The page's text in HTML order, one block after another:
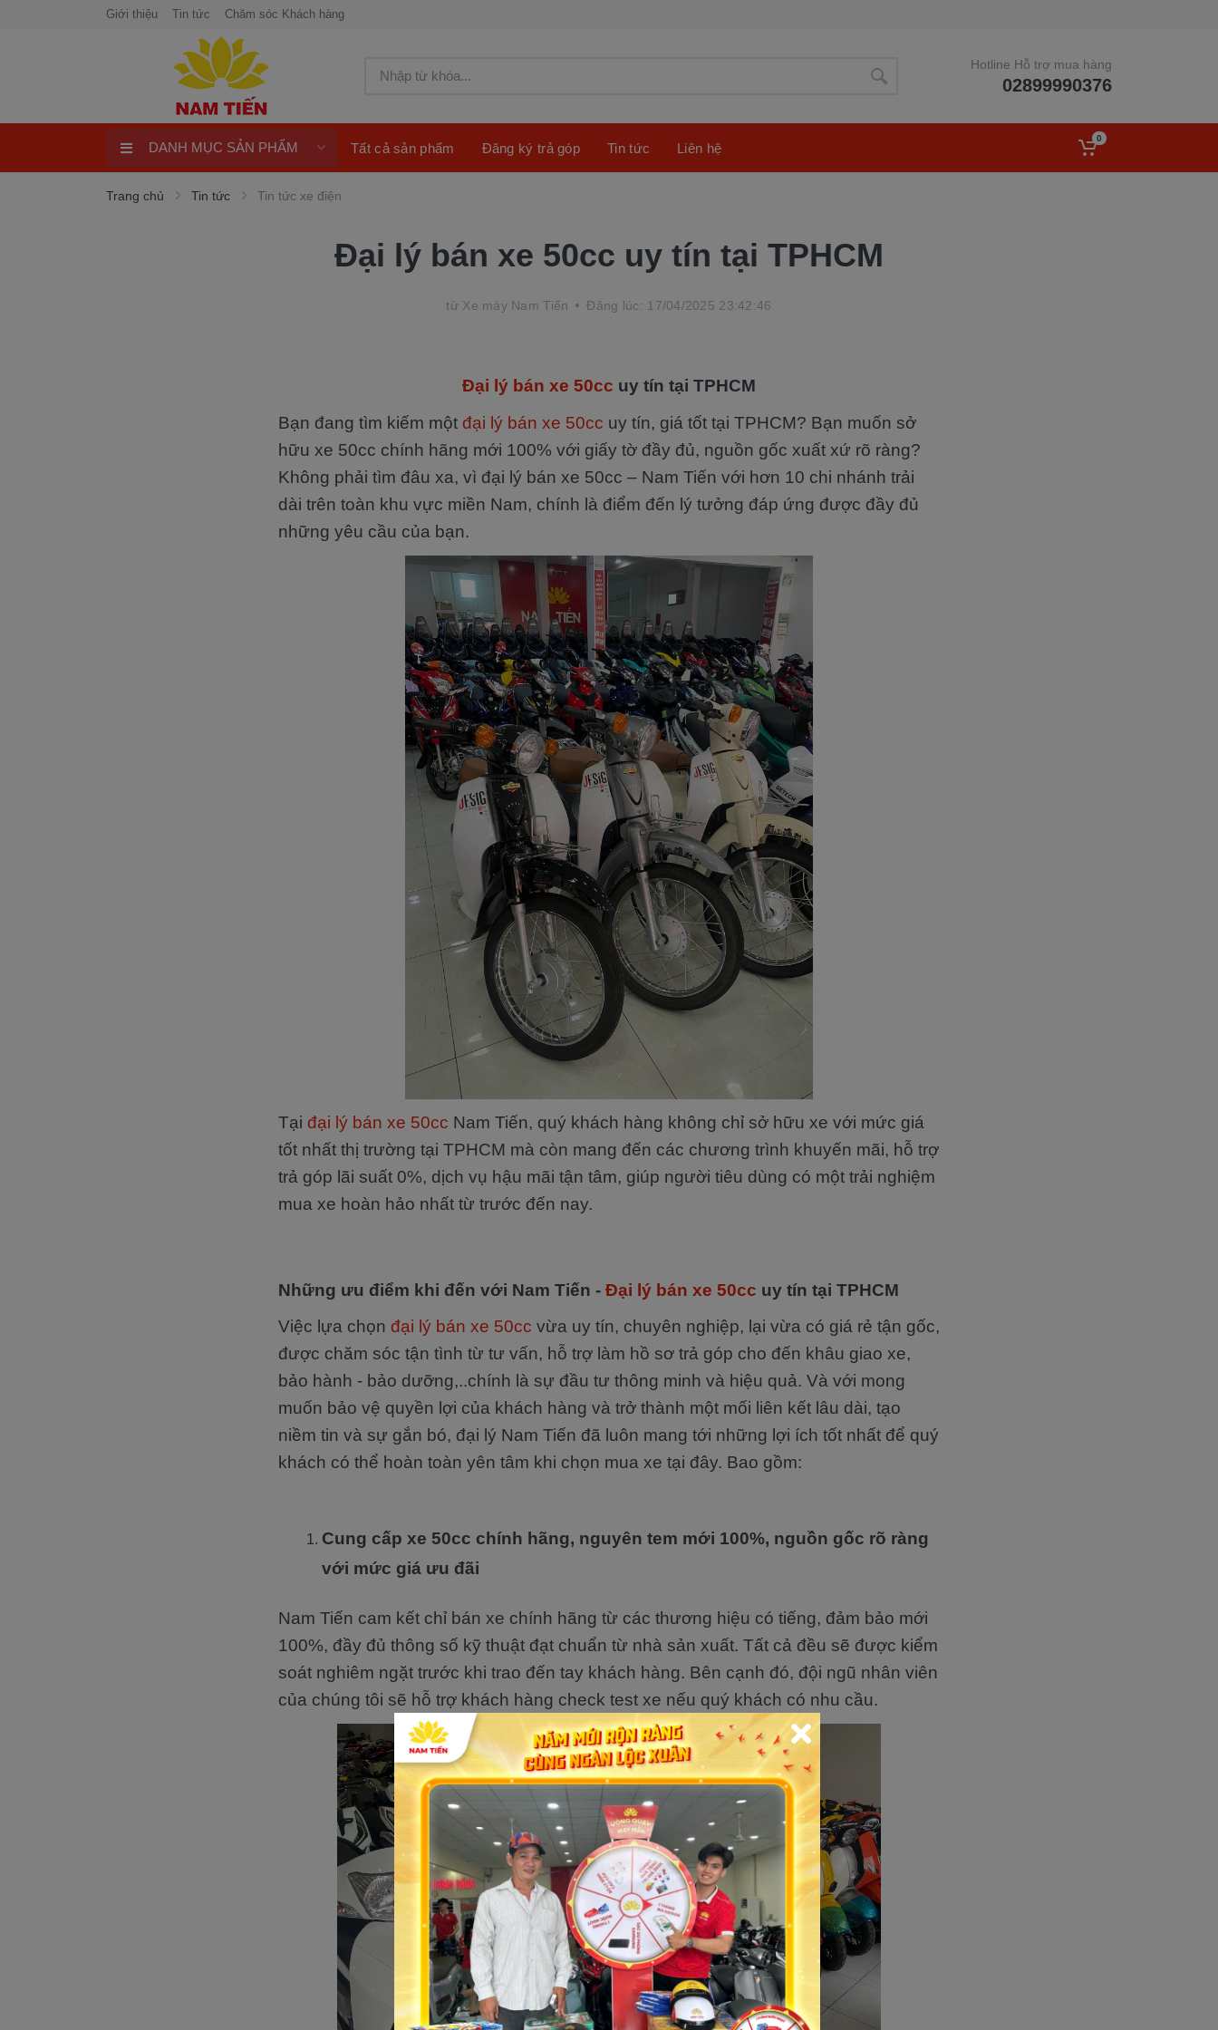
Giới thiệu Tin tức Chăm sóc Khách hàng
Hotline Hỗ trợ mua hàng
02899990376
Xe máy 50cc
DANH MỤC SẢN PHẨM Tất cả sản phẩm Đăng ký trả góp Tin tức Liên hệ
0
Trang chủ Tin tức Tin tức xe điện
Đại lý bán xe 50cc uy tín tại TPHCM
từ Xe máy Nam Tiến Đăng lúc: 17/04/2025 23:42:46
Đại lý bán xe 50cc uy tín tại TPHCM
Bạn đang tìm kiếm một đại lý bán xe 50cc uy tín, giá tốt tại TPHCM? Bạn muốn sở
hữu xe 50cc chính hãng mới 100% với giấy tờ đầy đủ, nguồn gốc xuất xứ rõ ràng?
Không phải tìm đâu xa, vì đại lý bán xe 50cc – Nam Tiến với hơn 10 chi nhánh trải
dài trên toàn khu vực miền Nam, chính là điểm đến lý tưởng đáp ứng được đầy đủ
những yêu cầu của bạn.
Tại đại lý bán xe 50cc Nam Tiến, quý khách hàng không chỉ sở hữu xe với mức giá
tốt nhất thị trường tại TPHCM mà còn mang đến các chương trình khuyến mãi, hỗ trợ
trả góp lãi suất 0%, dịch vụ hậu mãi tận tâm, giúp người tiêu dùng có một trải nghiệm
mua xe hoàn hảo nhất từ trước đến nay.
Những ưu điểm khi đến với Nam Tiến - Đại lý bán xe 50cc uy tín tại TPHCM
Việc lựa chọn đại lý bán xe 50cc vừa uy tín, chuyên nghiệp, lại vừa có giá rẻ tận gốc,
được chăm sóc tận tình từ tư vấn, hỗ trợ làm hồ sơ trả góp cho đến khâu giao xe,
bảo hành - bảo dưỡng,..chính là sự đầu tư thông minh và hiệu quả. Và với mong
muốn bảo vệ quyền lợi của khách hàng và trở thành một mối liên kết lâu dài, tạo
niềm tin và sự gắn bó, đại lý Nam Tiến đã luôn mang tới những lợi ích tốt nhất để quý
khách có thể hoàn toàn yên tâm khi chọn mua xe tại đây. Bao gồm:
Cung cấp xe 50cc chính hãng, nguyên tem mới 100%, nguồn gốc rõ ràng
với mức giá ưu đãi
Nam Tiến cam kết chỉ bán xe chính hãng từ các thương hiệu có tiếng, đảm bảo mới
100%, đầy đủ thông số kỹ thuật đạt chuẩn từ nhà sản xuất. Tất cả đều sẽ được kiểm
soát nghiêm ngặt trước khi trao đến tay khách hàng. Bên cạnh đó, đội ngũ nhân viên
của chúng tôi sẽ hỗ trợ khách hàng check test xe nếu quý khách có nhu cầu.